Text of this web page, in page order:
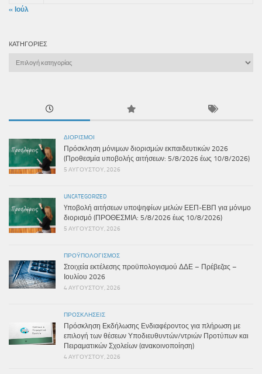
« Ιούλ
KΑΤΗΓΟΡΊΕΣ
Kατηγορίες
ΔΙΟΡΙΣΜΟΊ
Πρόσκληση μόνιμων διορισμών εκπαιδευτικών 2026
(Προθεσμία υποβολής αιτήσεων: 5/8/2026 έως 10/8/2026)
5 ΑΥΓΟΎΣΤΟΥ, 2026
UNCATEGORIZED
Yποβολή αιτήσεων υποψηφίων μελών ΕΕΠ-ΕΒΠ για μόνιμο
διορισμό (ΠΡΟΘΕΣΜΙΑ: 5/8/2026 έως 10/8/2026)
5 ΑΥΓΟΎΣΤΟΥ, 2026
ΠΡΟΫΠΟΛΟΓΙΣΜΌΣ
Στοιχεία εκτέλεσης προϋπολογισμού ΔΔΕ – Πρέβεζας –
Ιουλίου 2026
4 ΑΥΓΟΎΣΤΟΥ, 2026
ΠΡΟΣΚΛΉΣΕΙΣ
Πρόσκληση Εκδήλωσης Ενδιαφέροντος για πλήρωση με
επιλογή των θέσεων Υποδιευθυντών/ντριών Προτύπων και
Πειραματικών Σχολείων (ανακοινοποίηση)
4 ΑΥΓΟΎΣΤΟΥ, 2026